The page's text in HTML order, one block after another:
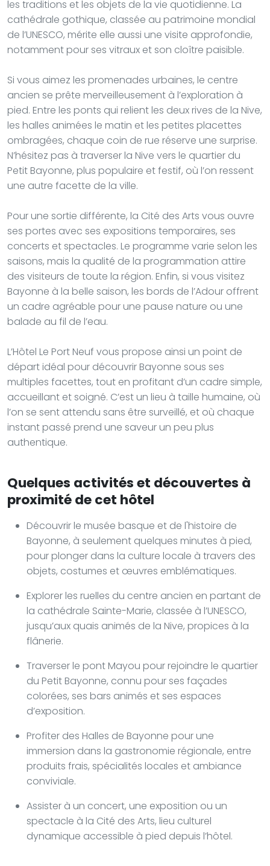
les traditions et les objets de la vie quotidienne. La
cathédrale gothique, classée au patrimoine mondial
de l’UNESCO, mérite elle aussi une visite approfondie,
notamment pour ses vitraux et son cloître paisible.
Si vous aimez les promenades urbaines, le centre
ancien se prête merveilleusement à l’exploration à
pied. Entre les ponts qui relient les deux rives de la Nive,
les halles animées le matin et les petites placettes
ombragées, chaque coin de rue réserve une surprise.
N’hésitez pas à traverser la Nive vers le quartier du
Petit Bayonne, plus populaire et festif, où l’on ressent
une autre facette de la ville.
Pour une sortie différente, la Cité des Arts vous ouvre
ses portes avec ses expositions temporaires, ses
concerts et spectacles. Le programme varie selon les
saisons, mais la qualité de la programmation attire
des visiteurs de toute la région. Enfin, si vous visitez
Bayonne à la belle saison, les bords de l’Adour offrent
un cadre agréable pour une pause nature ou une
balade au fil de l’eau.
L’Hôtel Le Port Neuf vous propose ainsi un point de
départ idéal pour découvrir Bayonne sous ses
multiples facettes, tout en profitant d’un cadre simple,
accueillant et soigné. C’est un lieu à taille humaine, où
l’on se sent attendu sans être surveillé, et où chaque
instant passé prend une saveur un peu plus
authentique.
Quelques activités et découvertes à
proximité de cet hôtel
Découvrir le musée basque et de l'histoire de
Bayonne, à seulement quelques minutes à pied,
pour plonger dans la culture locale à travers des
objets, costumes et œuvres emblématiques.
Explorer les ruelles du centre ancien en partant de
la cathédrale Sainte-Marie, classée à l’UNESCO,
jusqu’aux quais animés de la Nive, propices à la
flânerie.
Traverser le pont Mayou pour rejoindre le quartier
du Petit Bayonne, connu pour ses façades
colorées, ses bars animés et ses espaces
d’exposition.
Profiter des Halles de Bayonne pour une
immersion dans la gastronomie régionale, entre
produits frais, spécialités locales et ambiance
conviviale.
Assister à un concert, une exposition ou un
spectacle à la Cité des Arts, lieu culturel
dynamique accessible à pied depuis l’hôtel.